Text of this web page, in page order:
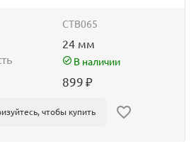
CTB065
24 мм
В наличии
899₽
чтобы купить